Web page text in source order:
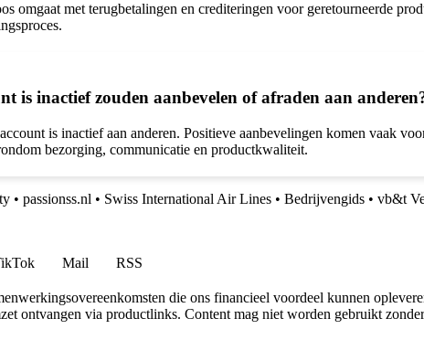
met terugbetalingen en crediteringen voor geretourneerde
is inactief zouden aanbevelen of afraden aan
is inactief aan anderen. Positieve aanbevelingen komen vaak
bezorging, communicatie en productkwaliteit.
• passionss.nl • Swiss International Air Lines • Bedrijvengids • vb&t
Mail
RSS
die ons financieel voordeel kunnen
ontvangen via productlinks. Content mag niet worden gebruikt